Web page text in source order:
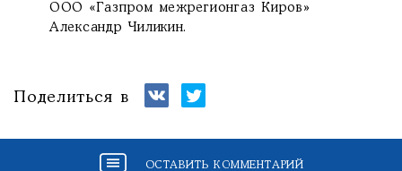
ООО «Газпром межрегионгаз Киров»
Александр Чиликин.
Поделиться в
ОСТАВИТЬ КОММЕНТАРИЙ